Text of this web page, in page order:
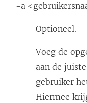
-a
Optioneel.
Voeg de
aan de
gebruiker
Hiermee